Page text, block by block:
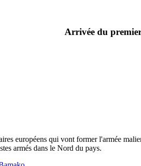
Arrivée du
européens qui vont former l'armée
armés dans le Nord du pays.